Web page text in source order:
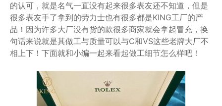
的认可，就是名气一直没有起来很多表友还不知道，但是
很多表友手了拿到的劳力士也有很多都是KING工厂的产
品！因为许多大厂没有货的款很多商家就会拿起冒充，换
句话来说就是其做工与质量可以与C和VS这些老牌大厂不
相上下！下面就和小编一起来看起做工细节怎么样吧！